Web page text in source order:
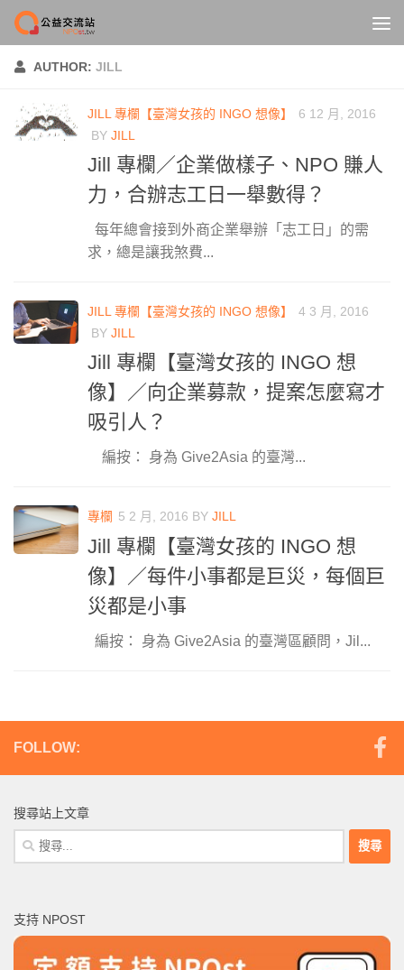
Skip to content
AUTHOR: JILL
JILL 專欄【臺灣女孩的 INGO 想像】
6 12 月, 2016
BY JILL
Jill 專欄／企業做樣子、NPO 賺人
力，合辦志工日一舉數得？
每年總會接到外商企業舉辦「志工日」的需
求，總是讓我煞費...
JILL 專欄【臺灣女孩的 INGO 想像】
4 3 月, 2016
BY JILL
Jill 專欄【臺灣女孩的 INGO 想
像】／向企業募款，提案怎麼寫才
吸引人？
編按： 身為 Give2Asia 的臺灣...
專欄 5 2 月, 2016 BY JILL
Jill 專欄【臺灣女孩的 INGO 想
像】／每件小事都是巨災，每個巨
災都是小事
編按： 身為 Give2Asia 的臺灣區顧問，Jil...
FOLLOW:
搜尋站上文章
搜
尋
字:
支持 NPOST